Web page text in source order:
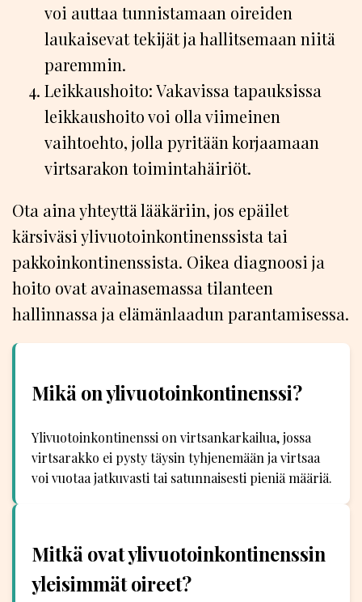
voi auttaa tunnistamaan oireiden
laukaisevat tekijät ja hallitsemaan niitä
paremmin.
Leikkaushoito: Vakavissa tapauksissa
leikkaushoito voi olla viimeinen
vaihtoehto, jolla pyritään korjaamaan
virtsarakon toimintahäiriöt.
Ota aina yhteyttä lääkäriin, jos epäilet
kärsiväsi ylivuotoinkontinenssista tai
pakkoinkontinenssista. Oikea diagnoosi ja
hoito ovat avainasemassa tilanteen
hallinnassa ja elämänlaadun parantamisessa.
Mikä on ylivuotoinkontinenssi?
Ylivuotoinkontinenssi on virtsankarkailua, jossa
virtsarakko ei pysty täysin tyhjenemään ja virtsaa
voi vuotaa jatkuvasti tai satunnaisesti pieniä määriä.
Mitkä ovat ylivuotoinkontinenssin
yleisimmät oireet?